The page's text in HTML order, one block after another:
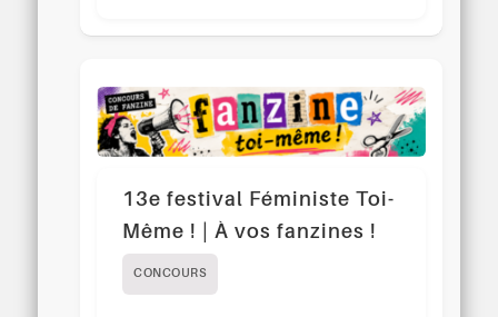
13e festival Féministe Toi-
Même ! | À vos fanzines !
CONCOURS